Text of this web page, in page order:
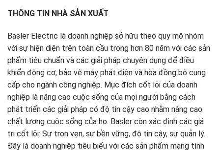
THÔNG TIN NHÀ SẢN XUẤT
Basler Electric là doanh nghiệp sở hữu theo quy mô nhóm
với sự hiện diện trên toàn cầu trong hơn 80 năm với các sản
phẩm tiêu chuẩn và các giải pháp chuyên dụng để điều
khiển động cơ, bảo vệ máy phát điện và hòa đồng bộ cung
cấp cho ngành công nghiệp. Mục đích cốt lõi của doanh
nghiệp là nâng cao cuộc sống của mọi người bằng cách
phát triển các giải pháp có độ tin cậy cao nhằm nâng cao
chất lượng cuộc sống của họ. Basler còn xác định các giá
trị cốt lõi: Sự trọn vẹn, sự bền vững, độ tin cậy, sự quản lý.
Đây là doanh nghiệp tiêu biểu với các sản phẩm mang tính